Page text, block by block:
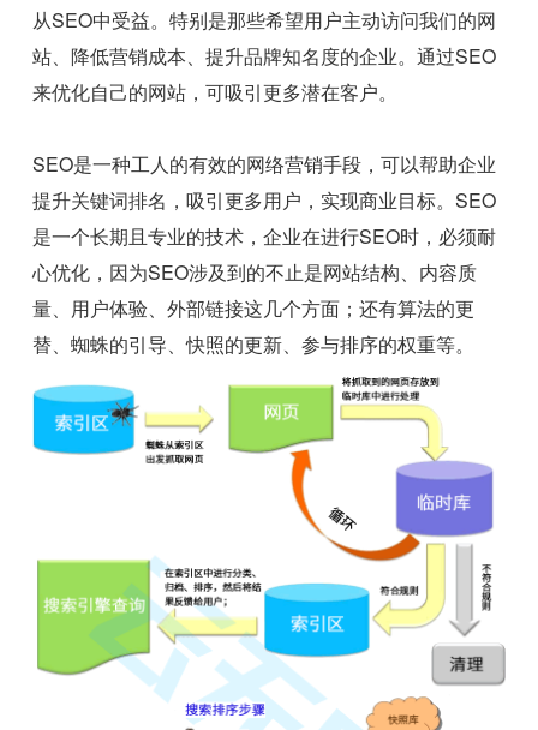
从SEO中受益。特别是那些希望用户主动访问我们的网
站、降低营销成本、提升品牌知名度的企业。通过SEO
来优化自己的网站，可吸引更多潜在客户。
SEO是一种工人的有效的网络营销手段，可以帮助企业
提升关键词排名，吸引更多用户，实现商业目标。SEO
是一个长期且专业的技术，企业在进行SEO时，必须耐
心优化，因为SEO涉及到的不止是网站结构、内容质
量、用户体验、外部链接这几个方面；还有算法的更
替、蜘蛛的引导、快照的更新、参与排序的权重等。